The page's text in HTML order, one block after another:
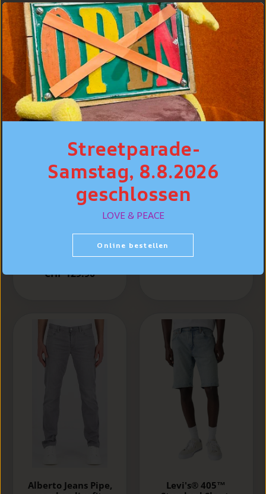
BESTSELLER
Levi's® 502™
CHF 129.90
Levi's® Jeans
Hemd Standard
Fit, Hellblau "Esta
Alberto Jeans Pipe,
Levi's® 405™
Streetparade-
Samstag, 8.8.2026
geschlossen
LOVE & PEACE
Online bestellen